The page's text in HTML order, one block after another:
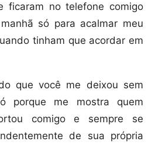
ficaram no telefone comigo
só para acalmar meu
tinham que acordar em
que você me deixou sem
porque me mostra quem
comigo e sempre se
de sua própria